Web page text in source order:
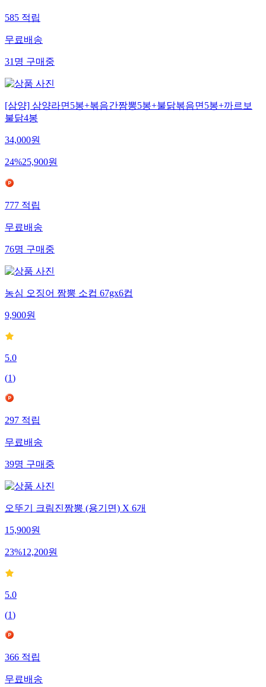
585적립
무료배송
31명구매중
[삼양] 삼양라면5봉+볶음간짬뽕5봉+불닭볶음면5봉+까르보
불닭4봉
34,000원
24%25,900원
777적립
무료배송
76명구매중
농심 오징어 짬뽕 소컵 67gx6컵
9,900원
5.0
(1)
297적립
무료배송
39명구매중
오뚜기 크림진짬뽕 (용기면) X 6개
15,900원
23%12,200원
5.0
(1)
366적립
무료배송